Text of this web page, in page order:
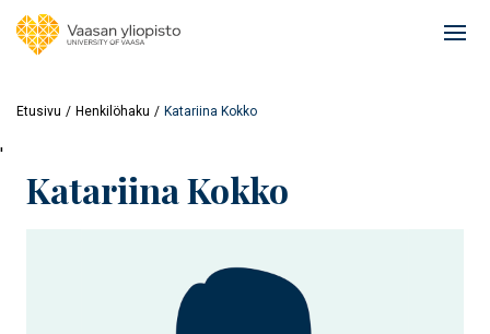
Etusivu Henkilöhaku Katariina Kokko
'
Katariina Kokko